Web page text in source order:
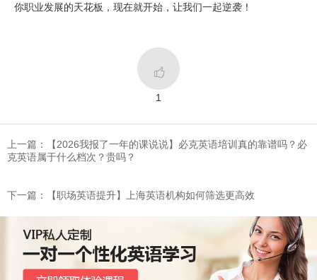
你职业发展的天花板，现在就开始，让我们一起逆袭！

1
上一篇：【2026我报了一年的课说说】必克英语培训真的靠谱吗？必
克英语属于什么档次？贵吗？
下一篇：【职场英语提升】上海英语机构如何筛选更高效